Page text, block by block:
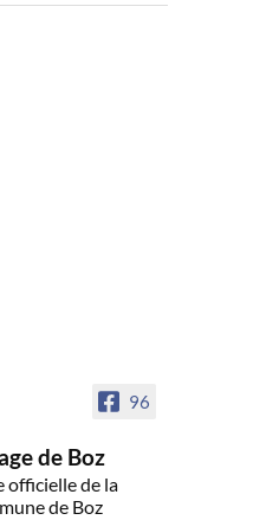
96
de Boz
officielle de la
de Boz